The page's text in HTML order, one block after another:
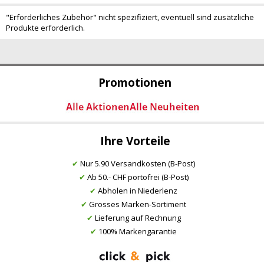
Promotionen
Ihre Vorteile
✔ Nur 5.90 Versandkosten (B-Post)
✔ Ab 50.- CHF portofrei (B-Post)
✔ Abholen in Niederlenz
✔ Grosses Marken-Sortiment
✔ Lieferung auf Rechnung
✔ 100% Markengarantie
"Erforderliches Zubehör" nicht spezifiziert, eventuell sind zusätzliche
Produkte erforderlich.